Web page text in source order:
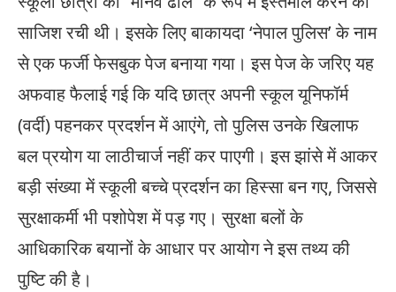
साजिश रची थी। इसके लिए बाकायदा ‘नेपाल पुलिस’ के नाम
से एक फर्जी फेसबुक पेज बनाया गया। इस पेज के जरिए यह
अफवाह फैलाई गई कि यदि छात्र अपनी स्कूल यूनिफॉर्म
(वर्दी) पहनकर प्रदर्शन में आएंगे, तो पुलिस उनके खिलाफ
बल प्रयोग या लाठीचार्ज नहीं कर पाएगी। इस झांसे में आकर
बड़ी संख्या में स्कूली बच्चे प्रदर्शन का हिस्सा बन गए, जिससे
सुरक्षाकर्मी भी पशोपेश में पड़ गए। सुरक्षा बलों के
आधिकारिक बयानों के आधार पर आयोग ने इस तथ्य की
पुष्टि की है।